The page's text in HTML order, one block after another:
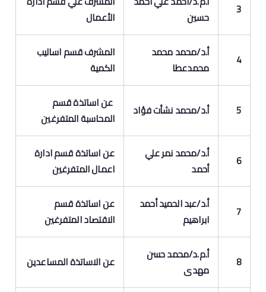
3
حسين
الأعمال
4
أ.د/محمد محمد
محمدعطا
المشرف قسم اساليب
الكمية
5 أ.د/محمد نشأت فؤاد
عن اساتذة قسم
المحاسبة المتفرغين
6
أ.د/محمد نمر علي
أحمد
عن اساتذة قسم ادارة
اعمال المتفرغين
7 أ.د/عبد الحميد أحمد
ابراهيم
عن اساتذة قسم
الاقتصاد المتفرغين
8
أ.م.د/محمد حسن
مهدى
عن الاساتذة المساعدين